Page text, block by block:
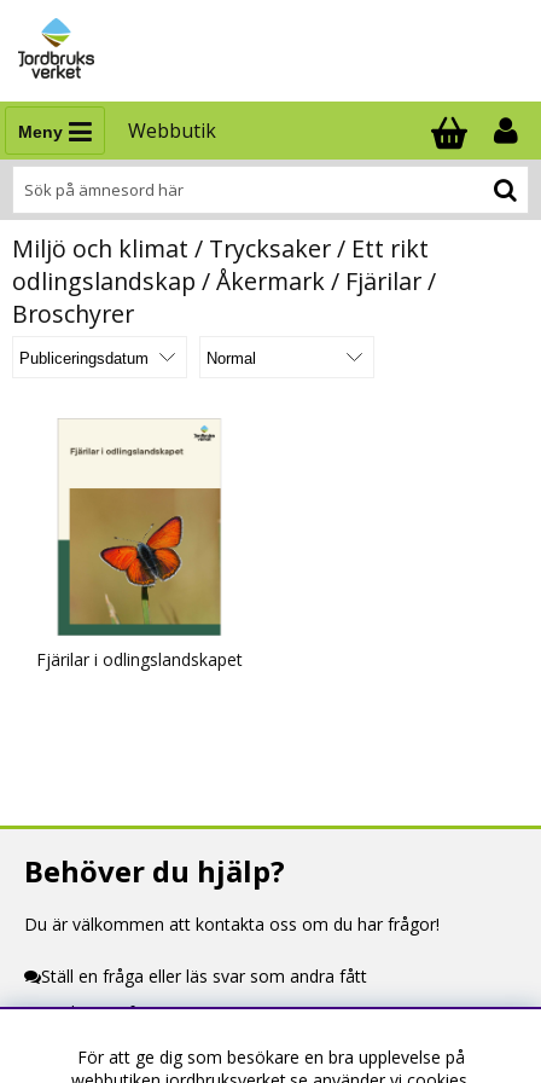
Meny Webbutik
Antal i
.
Miljö och klimat / Trycksaker / Ett rikt
odlingslandskap / Åkermark / Fjärilar /
Broschyrer
Fjärilar i odlingslandskapet
Behöver du hjälp?
Du är välkommen att kontakta oss om du har frågor!
Ställ en fråga eller läs svar som andra fått
Kontaktuppgifter
Information
För att ge dig som besökare en bra upplevelse på